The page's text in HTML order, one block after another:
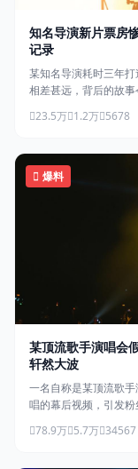
知名导演新片票房
记录
某知名导演耗时三年
相差甚远，背后的故事
23.5万 1.2万 5678
爆料
某顶流歌手演唱会
轩然大波
一名自称是某顶流歌
唱的幕后视频，引发粉
78.9万 5.7万 34567